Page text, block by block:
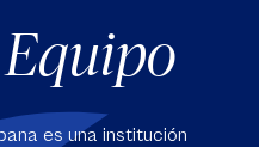
es una institución